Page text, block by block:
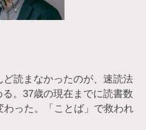
読まなかったのが、速読法
。37歳の現在までに読書数
わった。「ことば」で救われ